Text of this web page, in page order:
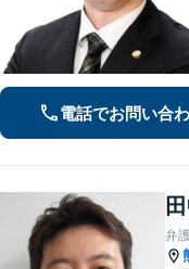
電話でお問い合
弁